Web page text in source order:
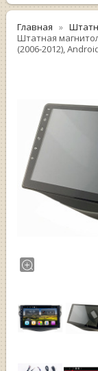
Главная
Штатная
(2006-2012),